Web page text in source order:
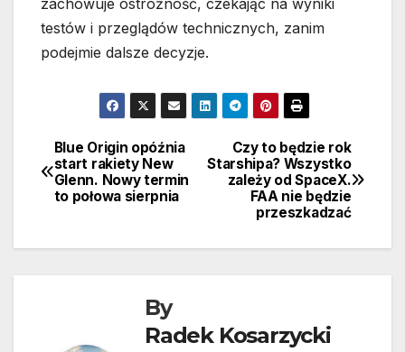
testów i przeglądów technicznych, zanim
podejmie dalsze decyzje.
Nawigacja
wpisu
Czy to będzie rok
Starshipa? Wszystko
zależy od SpaceX.
FAA nie będzie
przeszkadzać
Blue Origin opóźnia
start rakiety New
Glenn. Nowy termin
to połowa sierpnia
By
Radek Kosarzycki